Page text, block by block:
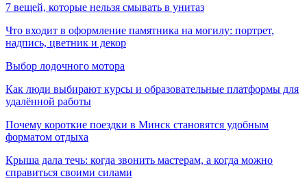
7 вещей, которые нельзя смывать в унитаз
Что входит в оформление памятника на могилу: портрет,
надпись, цветник и декор
Выбор лодочного мотора
Как люди выбирают курсы и образовательные платформы для
удалённой работы
Почему короткие поездки в Минск становятся удобным
форматом отдыха
Крыша дала течь: когда звонить мастерам, а когда можно
справиться своими силами